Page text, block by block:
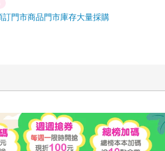
訂門市商品門市庫存大量採購